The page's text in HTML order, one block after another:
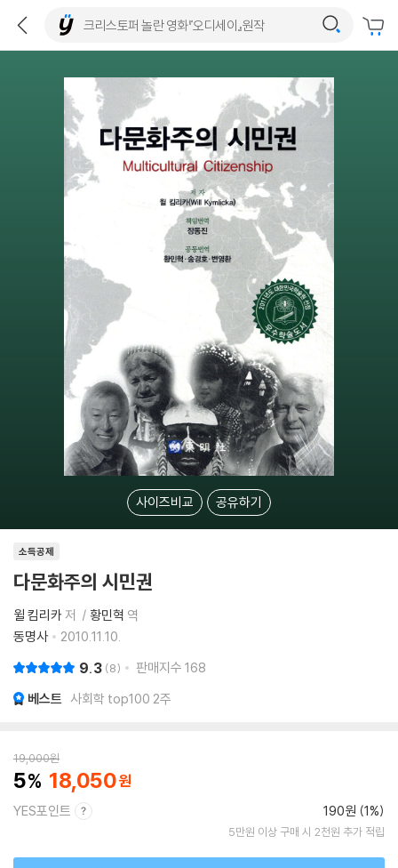
사이즈비교 공유하기
소득공제
다문화주의 시민권
윌 킴리카저 황민혁 역
동명사
2010.11.10.
9.3 8 판매지수 168
베스트 사회학 top100 2주
19,000원
5 18,050
YES포인트 190원 (1%)
5만원 이상 구매 시 2천원 추가 적립